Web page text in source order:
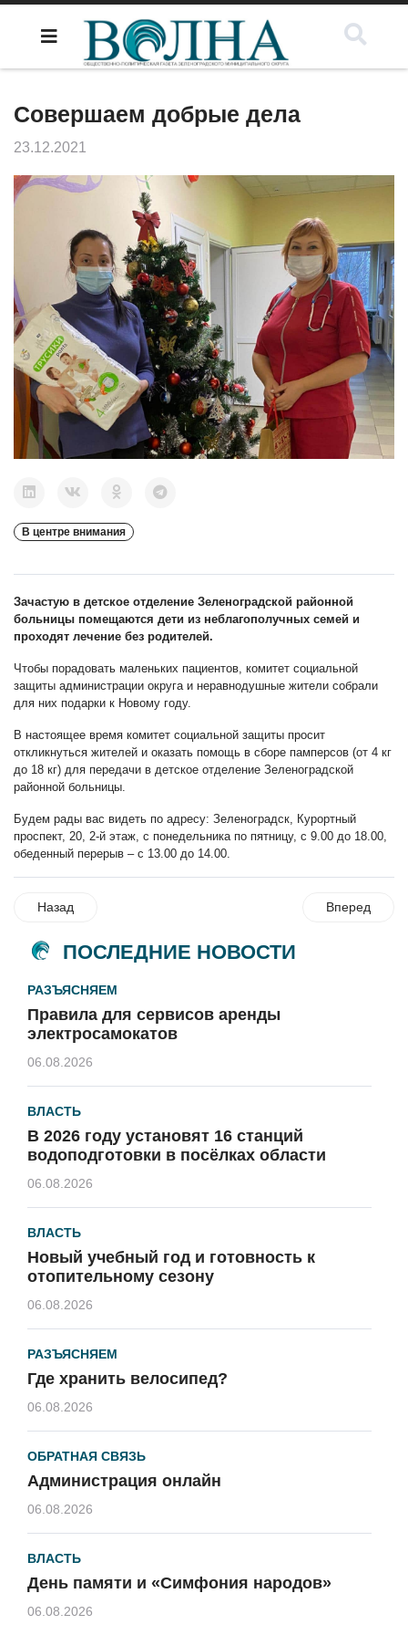
Совершаем добрые дела
23.12.2021
В центре внимания
Зачастую в детское отделение Зеленоградской районной
больницы помещаются дети из неблагополучных семей и
проходят лечение без родителей.
Чтобы порадовать маленьких пациентов, комитет социальной
защиты администрации округа и неравнодушные жители собрали
для них подарки к Новому году.
В настоящее время комитет социальной защиты просит
откликнуться жителей и оказать помощь в сборе памперсов (от 4 кг
до 18 кг) для передачи в детское отделение Зеленоградской
районной больницы.
Будем рады вас видеть по адресу: Зеленоградск, Курортный
проспект, 20, 2-й этаж, с понедельника по пятницу, с 9.00 до 18.00,
обеденный перерыв – с 13.00 до 14.00.
Назад Вперед
ПОСЛЕДНИЕ НОВОСТИ
РАЗЪЯСНЯЕМ
Правила для сервисов аренды
электросамокатов
06.08.2026
ВЛАСТЬ
В 2026 году установят 16 станций
водоподготовки в посёлках области
06.08.2026
ВЛАСТЬ
Новый учебный год и готовность к
отопительному сезону
06.08.2026
РАЗЪЯСНЯЕМ
Где хранить велосипед?
06.08.2026
ОБРАТНАЯ СВЯЗЬ
Администрация онлайн
06.08.2026
ВЛАСТЬ
День памяти и «Симфония народов»
06.08.2026